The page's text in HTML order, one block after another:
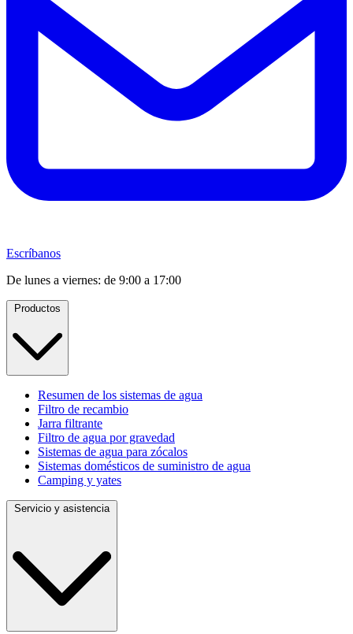
Escríbanos
De lunes a viernes: de 9:00 a 17:00
Productos
Resumen de los sistemas de agua
Filtro de recambio
Jarra filtrante
Filtro de agua por gravedad
Sistemas de agua para zócalos
Sistemas domésticos de suministro de agua
Camping y yates
Servicio y asistencia